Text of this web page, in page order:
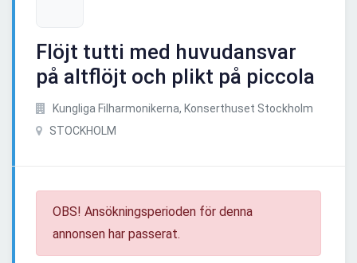
Flöjt tutti med huvudansvar
på altflöjt och plikt på piccola
Kungliga Filharmonikerna, Konserthuset Stockholm
STOCKHOLM
OBS! Ansökningsperioden för denna
annonsen har passerat.